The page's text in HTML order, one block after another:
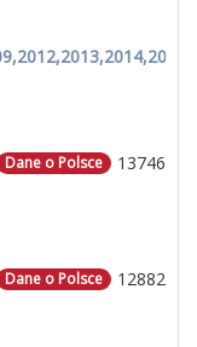
13746
Dane o Polsce
12882
Dane o Polsce